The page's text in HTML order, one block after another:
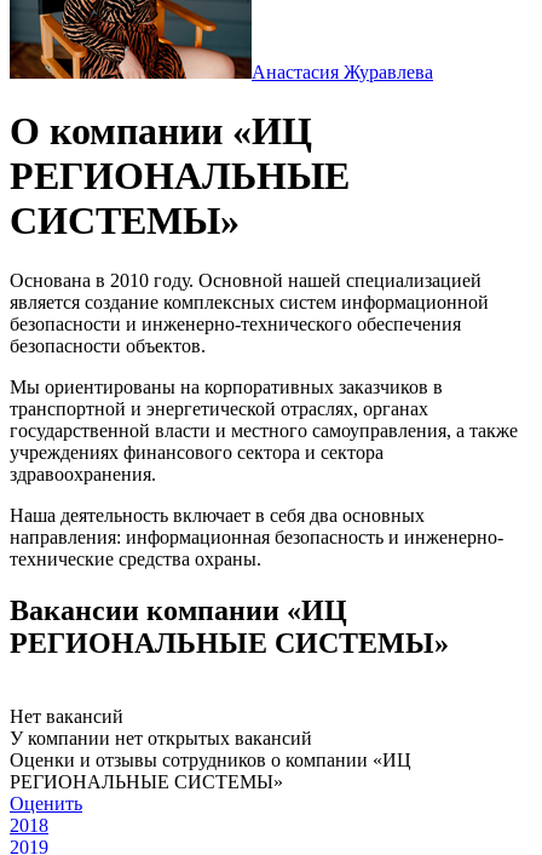
Анастасия Журавлева
О компании «ИЦ
РЕГИОНАЛЬНЫЕ
СИСТЕМЫ»
Основана в 2010 году. Основной нашей специализацией
является создание комплексных систем информационной
безопасности и инженерно-технического обеспечения
безопасности объектов.
Мы ориентированы на корпоративных заказчиков в
транспортной и энергетической отраслях, органах
государственной власти и местного самоуправления, а также
учреждениях финансового сектора и сектора
здравоохранения.
Наша деятельность включает в себя два основных
направления: информационная безопасность и инженерно-
технические средства охраны.
Вакансии компании «ИЦ
РЕГИОНАЛЬНЫЕ СИСТЕМЫ»
Нет вакансий
У компании нет открытых вакансий
Оценки и отзывы сотрудников о компании «ИЦ
РЕГИОНАЛЬНЫЕ СИСТЕМЫ»
Оценить
2018
2019